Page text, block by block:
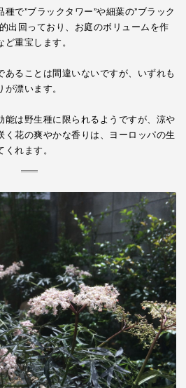
で”ブラックタワー”や細葉の”ブラック
出回っており、お庭のボリュームを作
重宝します。
ることは間違いないですが、いずれも
漂います。
能は野生種に限られるようですが、涼や
く花の爽やかな香りは、ヨーロッパの生
れます。